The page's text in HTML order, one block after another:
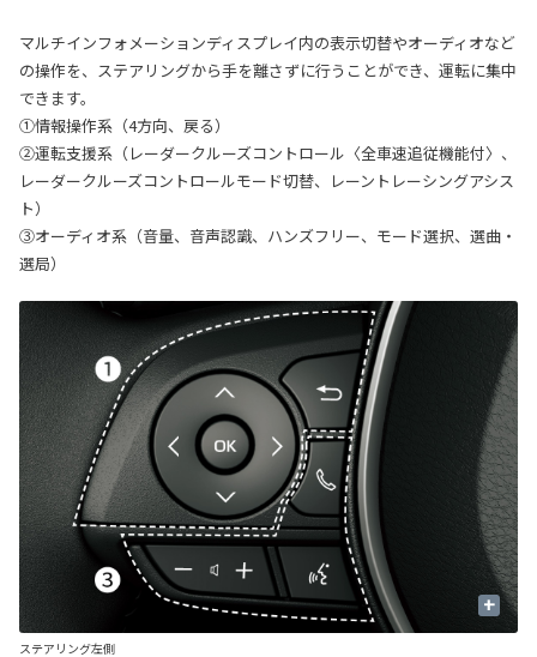
マルチインフォメーションディスプレイ内の表示切替やオーディオなど
の操作を、ステアリングから手を離さずに行うことができ、運転に集中
できます。
①情報操作系（4方向、戻る）
②運転支援系（レーダークルーズコントロール〈全車速追従機能付〉、
レーダークルーズコントロールモード切替、レーントレーシングアシス
ト）
③オーディオ系（音量、音声認識、ハンズフリー、モード選択、選曲・
選局）
+
ステアリング左側